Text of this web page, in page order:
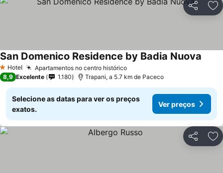
Partilhar
1 Estrelas
Hotel Apartamentos no centro histórico
San Domenico Residence by Badia Nuova
8,9 Excelente 1.180 Trapani, a 5.7 km de Paceco
Selecione as datas para ver os preços
exatos.
Ver preços
Partilhar